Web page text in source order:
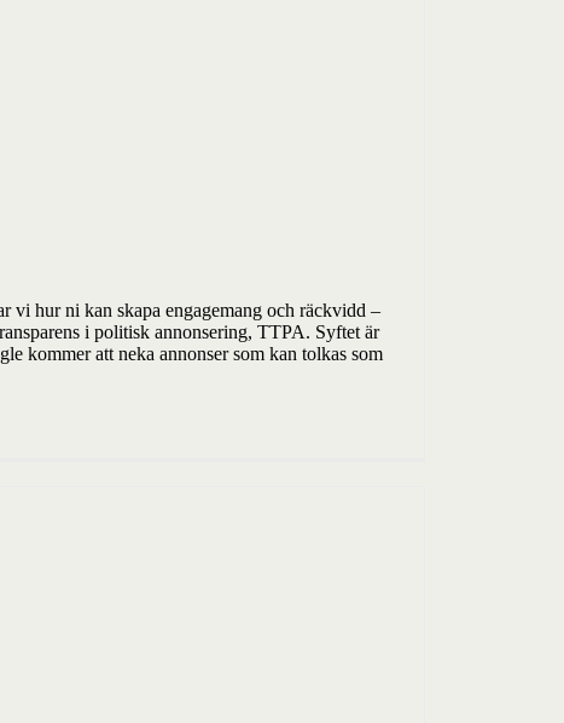
vi hur ni kan skapa engagemang och räckvidd –
i politisk annonsering, TTPA. Syftet är
kommer att neka annonser som kan tolkas som